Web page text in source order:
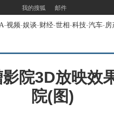
我的搜狐 邮件
-视频-娱谈-财经-世相-科技-汽车-房
院3D放映效
院(图)